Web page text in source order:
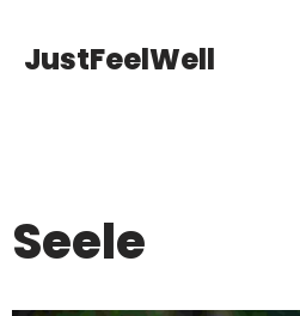
JustFeelWell
Seele